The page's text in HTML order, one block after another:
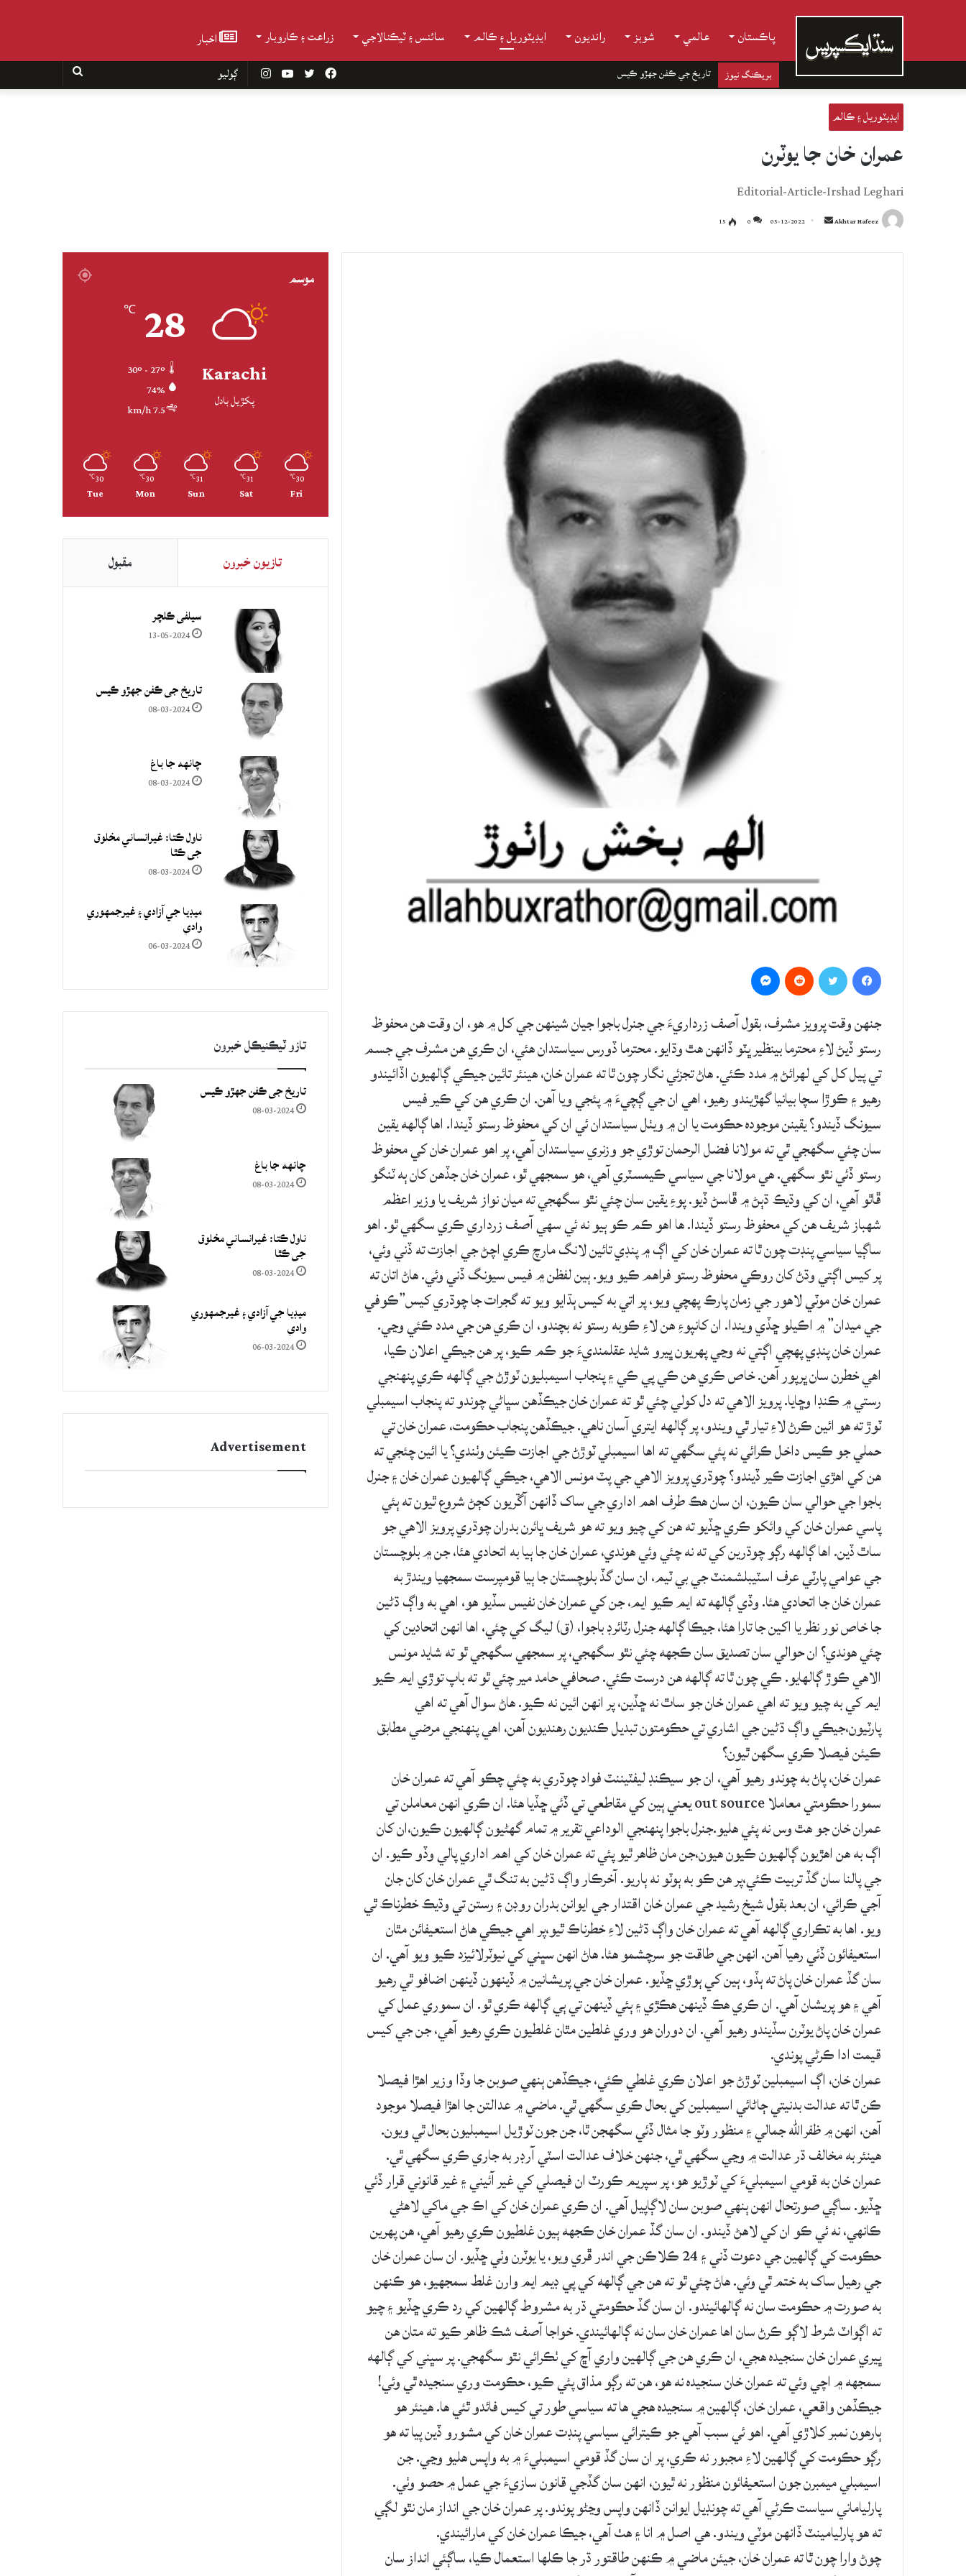
پاڪستان عالمي شوبز رانديون ايڊيٽوريل ۽ ڪالم سائنس ۽ ٽيڪنالاجي زراعت ۽ ڪاروبار اخبار
بريڪنگ نيوز تاريخ جي ڪفن جھڙو ڪيس InstagramYouTube Twitter
Facebook
ايڊيٽوريل ۽ ڪالم
عمران خان جا يوٽرن
Editorial-Article-Irshad Leghari
Akhtar Hafeez
Send
email
05-12-2022
0
15
جنهن وقت پرويز مشرف، بقول آصف زرداريءَ جي جنرل باجوا جيان شينهن جي کل ۾ هو، ان وقت هن محفوظ
رستو ڏيڻ لاءِ محترما بينظير ڀٽو ڏانهن هٿ وڌايو. محترما ڏورس سياستدان هئي، ان ڪري هن مشرف جي جسم
تي پيل کل کي لهرائڻ ۾ مدد ڪئي. هاڻ تجزئي نگار چون ٿا ته عمران خان، هينئر تائين جيڪي ڳالهيون اڏائيندو
رهيو ۽ ڪوڙا سچا بيانيا گهڙيندو رهيو، اهي ان جي ڳچيءَ ۾ پئجي ويا آهن. ان ڪري هن کي ڪير فيس
سيونگ ڏيندو؟ يقينن موجوده حڪومت يا ان ۾ ويٺل سياستدان ئي ان کي محفوظ رستو ڏيندا. اها ڳالهه يقين
سان چئي سگهجي ٿي ته مولانا فضل الرحمان توڙي جو وزنري سياستدان آهي، پر اهو عمران خان کي محفوظ
رستو ڏئي نٿو سگهي. هي مولانا جي سياسي ڪيمسٽري آهي، هو سمجهي ٿو، عمران خان جڏهن کان ٻه ٽنگو
ڦاٿو آهي، ان کي وڌيڪ ڌٻڻ ۾ ڦاسڻ ڏيو. پوءِ يقين سان چئي نٿو سگهجي ته ميان نواز شريف يا وزير اعظم
شهباز شريف هن کي محفوظ رستو ڏيندا. ها اهو ڪم ڪو ٻيو نه ئي سهي آصف زرداري ڪري سگهي ٿو. اهو
ساڳيا سياسي پنڊت چون ٿا ته عمران خان کي اڳ ۾ پنڊي تائين لانگ مارچ ڪري اچڻ جي اجازت ته ڏني وئي،
پر کيس اڳتي وڌڻ کان روڪي محفوظ رستو فراهم ڪيو ويو. ٻين لفظن ۾ فيس سيونگ ڏني وئي. هاڻ اتان ته
عمران خان موٽي لاهور جي زمان پارڪ پهچي ويو، پر اتي به کيس ٻڌايو ويو ته گجرات جا چوڌري کيس”ڪوفي
جي ميدان” ۾ اڪيلو ڇڏي ويندا. ان کانپوءِ هن لاءِ ڪوبه رستو نه بچندو، ان ڪري هن جي مدد ڪئي وڃي.
عمران خان پنڊي پهچي اڳتي نه وڃي پهريون ڀيرو شايد عقلمنديءَ جو ڪم ڪيو، پر هن جيڪي اعلان ڪيا،
اهي خطرن سان ڀرپور آهن. خاص ڪري هن ڪي پي ڪي ۽ پنجاب اسيمبليون ٽوڙڻ جي ڳالهه ڪري پنهنجي
رستي ۾ ڪنڊا وڇايا. پرويز الاهي ته دل کولي چئي ٿو ته عمران خان جيڪڏهن سڀاڻي چوندو ته پنجاب اسيمبلي
ٽوڙ ته هو ائين ڪرڻ لاءِ تيار ٿي ويندو، پر ڳالهه ايتري آسان ناهي. جيڪڏهن پنجاب حڪومت، عمران خان تي
حملي جو ڪيس داخل ڪرائي نه پئي سگهي ته اها اسيمبلي ٽوڙڻ جي اجازت ڪيئن وٺندي؟ يا ائين چئجي ته
هن کي اهڙي اجازت ڪير ڏيندو؟ چوڌري پرويز الاهي جي پٽ مونس الاهي، جيڪي ڳالهيون عمران خان ۽ جنرل
باجوا جي حوالي سان ڪيون، ان سان هڪ طرف اهم اداري جي ساک ڏانهن آڱريون کڄڻ شروع ٿيون ته ٻئي
پاسي عمران خان کي وائکو ڪري ڇڏيو ته هن کي چيو ويو ته هو شريف ڀائرن بدران چوڌري پرويز الاهي جو
ساٿ ڏين. اها ڳالهه رڳو چوڌرين کي ته نه چئي وئي هوندي، عمران خان جا ٻيا به اتحادي هئا، جن ۾ بلوچستان
جي عوامي پارٽي عرف اسٽيبلشمنٽ جي بي ٽيم، ان سان گڏ بلوچستان جا ٻيا قومپرست سمجهيا ويندڙ به
عمران خان جا اتحادي هئا. وڏي ڳالهه ته ايم ڪيو ايم، جن کي عمران خان نفيس سڏيو هو، اهي به واڳ ڌڻين
جا خاص نور نظر يا اکين جا تارا هئا، جيڪا ڳالهه جنرل رٽائرڊ باجوا، (ق) ليگ کي چئي، اها انهن اتحادين کي
چئي هوندي؟ ان حوالي سان تصديق سان ڪجهه چئي نٿو سگهجي، پر سمجهي سگهجي ٿو ته شايد مونس
الاهي ڪوڙ ڳالهايو. ڪي چون ٿا ته ڳالهه هن درست ڪئي. صحافي حامد مير چئي ٿو ته باپ توڙي ايم ڪيو
ايم کي به چيو ويو ته اهي عمران خان جو ساٿ نه ڇڏين، پر انهن ائين نه ڪيو. هاڻ سوال آهي ته اهي
پارٽيون،جيڪي واڳ ڌڻين جي اشاري تي حڪومتون تبديل ڪنديون رهنديون آهن، اهي پنهنجي مرضي مطابق
ڪيئن فيصلا ڪري سگهن ٿيون؟
عمران خان، پاڻ به چوندو رهيو آهي، ان جو سيڪنڊ ليفٽيننٽ فواد چوڌري به چئي چڪو آهي ته عمران خان
سمورا حڪومتي معاملا out source يعني ٻين کي مقاطعي تي ڏئي ڇڏيا هئا. ان ڪري انهن معاملن تي
عمران خان جو هٿ وس نه پئي هليو.جنرل باجوا پنهنجي الوداعي تقرير ۾ تمام گهڻيون ڳالهيون ڪيون،ان کان
اڳ به هن اهڙيون ڳالهيون ڪيون هيون،جن مان ظاهر ٿيو پئي ته عمران خان کي اهم اداري پالي وڏو ڪيو. ان
جي پالنا سان گڏ تربيت ڪئي،پر هن ڪو به ٻوٽو نه ٻاريو. آخرڪار واڳ ڌڻين به تنگ ٿي عمران خان کان جان
آجي ڪرائي، ان بعد بقول شيخ رشيد جي عمران خان اقتدار جي ايوانن بدران روڊن ۽ رستن تي وڌيڪ خطرناڪ ٿي
ويو. اها به تڪراري ڳالهه آهي ته عمران خان واڳ ڌڻين لاءِ خطرناڪ ٿيو،پر اهي جيڪي هاڻ استعيفائن مٿان
استعيفائون ڏئي رهيا آهن. انهن جي طاقت جو سرچشمو هئا. هاڻ انهن سڀني کي نيوٽرلائيزد ڪيو ويو آهي. ان
سان گڏ عمران خان پاڻ ته ٻڏو، ٻين کي ٻوڙي ڇڏيو. عمران خان جي پريشانين ۾ ڏينهون ڏينهن اضافو ٿي رهيو
آهي ۽ هو پريشان آهي. ان ڪري هڪ ڏينهن هڪڙي ۽ ٻئي ڏينهن تي ٻي ڳالهه ڪري ٿو. ان سموري عمل کي
عمران خان پاڻ يوٽرن سڏيندو رهيو آهي. ان دوران هو وري غلطين مٿان غلطيون ڪري رهيو آهي، جن جي کيس
قيمت ادا ڪرڻي پوندي.
عمران خان، اڳ اسيمبلين ٽوڙڻ جو اعلان ڪري غلطي ڪئي، جيڪڏهن ٻنهي صوبن جا وڏا وزير اهڙا فيصلا
ڪن ٿا ته عدالت بدنيتي ڄاڻائي اسيمبلين کي بحال ڪري سگهي ٿي. ماضي ۾ عدالتن جا اهڙا فيصلا موجود
آهن، انهن ۾ ظفرالله جمالي ۽ منظور وٽو جا مثال ڏئي سگهجن ٿا، جن جون ٽوڙيل اسيمبليون بحال ٿي ويون.
هينئر به مخالف ڌر عدالت ۾ وڃي سگهي ٿي، جنهن خلاف عدالت اسٽي آرڊر به جاري ڪري سگهي ٿي.
عمران خان به قومي اسيمبليءَ کي ٽوڙيو هو، پر سپريم ڪورٽ ان فيصلي کي غير آئيني ۽ غير قانوني قرار ڏئي
ڇڏيو. ساڳي صورتحال انهن ٻنهي صوبن سان لاڳاپيل آهي. ان ڪري عمران خان کي اڪ جي ماکي لاهڻي
ڪانهي، نه ئي ڪو ان کي لاهڻ ڏيندو. ان سان گڏ عمران خان ڪجهه ٻيون غلطيون ڪري رهيو آهي، هن پهرين
حڪومت کي ڳالهين جي دعوت ڏني ۽ 24 ڪلاڪن جي اندر ڦري ويو، يا يوٽرن وٺي ڇڏيو. ان سان عمران خان
جي رهيل ساک به ختم ٿي وئي. هاڻ چئي ٿو ته هن جي ڳالهه کي پي ڊيم ايم وارن غلط سمجهيو، هو ڪنهن
به صورت ۾ حڪومت سان نه ڳالهائيندو. ان سان گڏ حڪومتي ڌر به مشروط ڳالهين کي رد ڪري ڇڏيو ۽ چيو
ته اڳواٽ شرط لاڳو ڪرڻ سان اها عمران خان سان نه ڳالهائيندي. خواجا آصف شڪ ظاهر ڪيو ته متان هن
ڀيري عمران خان سنجيده هجي، ان ڪري هن جي ڳالهين واري آڇ کي ٺڪرائي نٿو سگهجي. پر سڀني کي ڳالهه
سمجهه ۾ اچي وئي ته عمران خان سنجيده نه هو، هن ته رڳو مذاق پئي ڪيو، حڪومت وري سنجيده ٿي وئي!
جيڪڏهن واقعي، عمران خان، ڳالهين ۾ سنجيده هجي ها ته سياسي طور تي کيس فائدو ٿئي ها. هينئر هو
ٻارهون نمبر کلاڙي آهي. اهو ئي سبب آهي جو ڪيترائي سياسي پنڊت عمران خان کي مشورو ڏين پيا ته هو
رڳو حڪومت کي ڳالهين لاءِ مجبور نه ڪري، پر ان سان گڏ قومي اسيمبليءَ ۾ به واپس هليو وڃي. جن
اسيمبلي ميمبرن جون استعيفائون منظور نه ٿيون، انهن سان گڏجي قانون سازيءَ جي عمل ۾ حصو وٺي.
پارلياماني سياست ڪرڻي آهي ته چونڊيل ايوانن ڏانهن واپس وڃڻو پوندو. پر عمران خان جي انداز مان نٿو لڳي
ته هو پارليامينٽ ڏانهن موٽي ويندو. هي اصل ۾ انا ۽ هٺ آهي، جيڪا عمران خان کي مارائيندي.
چوڻ وارا چون ٿا ته عمران خان، جيئن ماضي ۾ ڪنهن طاقتور ڌر جا ڪلها استعمال ڪيا، ساڳئي انداز سان
موسم
Karachi
پکڙيل بادل
28
℃
74%
7.5 km/h
30
℃
Fri
31
℃
Sat
31
℃
Sun
30
℃
Mon
30
℃
Tue
تازيون خبرون مقبول
سيلفي ڪلچر
13-05-2024
تاريخ جي ڪفن جھڙو ڪيس
08-03-2024
چانهه جا باغ
08-03-2024
ناول ڪتا: غيرانساني مخلوق
جي ڪٿا
08-03-2024
ميڊيا جي آزادي ۽ غيرجمھوري
وادي
06-03-2024
تازو ٽيڪنيڪل خبرون
تاريخ جي ڪفن جھڙو ڪيس
08-03-2024
چانهه جا باغ
08-03-2024
ناول ڪتا: غيرانساني مخلوق
جي ڪٿا
08-03-2024
ميڊيا جي آزادي ۽ غيرجمھوري
وادي
06-03-2024
Advertisement